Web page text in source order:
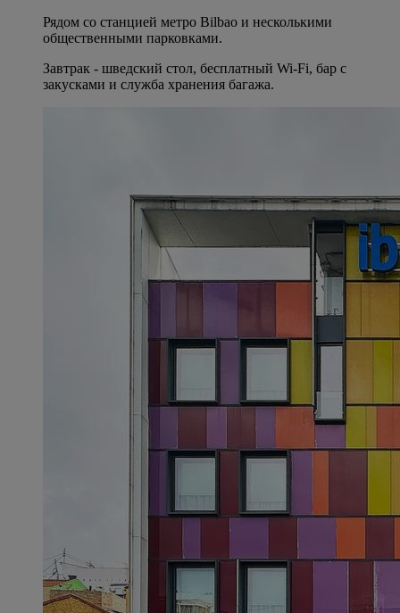
Рядом со станцией метро Bilbao и несколькими
общественными парковками.
Завтрак - шведский стол, бесплатный Wi-Fi, бар с
закусками и служба хранения багажа.